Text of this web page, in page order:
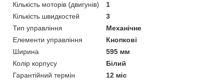
Кількість моторів (двигунів)
1
Кількість швидкостей
3
Тип управління
Механічне
Елементи управління
Кнопкові
Ширина
595 мм
Колір корпусу
Білий
Гарантійний термін
12 міс